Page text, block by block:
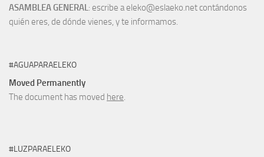
ASAMBLEA GENERAL: escribe a eleko@eslaeko.net contándonos
quién eres, de dónde vienes, y te informamos.
#AGUAPARAELEKO
Moved Permanently
The document has moved here.
#LUZPARAELEKO